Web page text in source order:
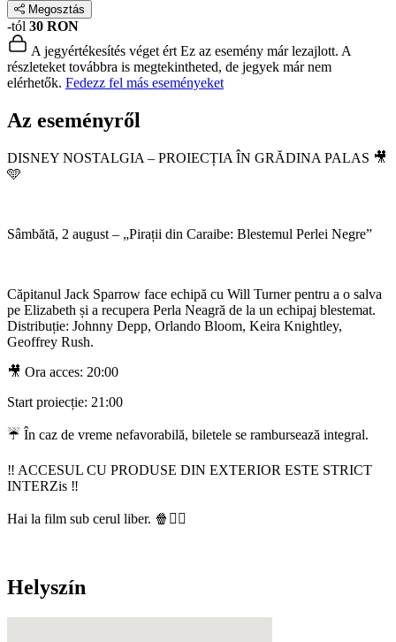
Megosztás
-tól 30 RON
A jegyértékesítés véget ért Ez az esemény már lezajlott. A
részleteket továbbra is megtekintheted, de jegyek már nem
elérhetők. Fedezz fel más eseményeket
Az eseményről
DISNEY NOSTALGIA – PROIECȚIA ÎN GRĂDINA PALAS 🎥
🩵
Sâmbătă, 2 august – „Pirații din Caraibe: Blestemul Perlei Negre”
Căpitanul Jack Sparrow face echipă cu Will Turner pentru a o salva
pe Elizabeth și a recupera Perla Neagră de la un echipaj blestemat.
Distribuție: Johnny Depp, Orlando Bloom, Keira Knightley,
Geoffrey Rush.
🎥 Ora acces: 20:00
Start proiecție: 21:00
☔ În caz de vreme nefavorabilă, biletele se rambursează integral.
‼️ ACCESUL CU PRODUSE DIN EXTERIOR ESTE STRICT
INTERZis ‼️
Hai la film sub cerul liber. 🍿🏴‍☠️
Helyszín